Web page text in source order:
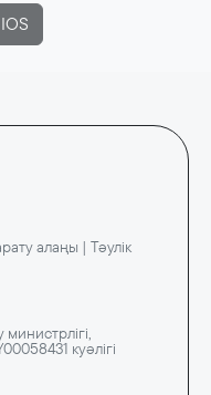
IOS
алаңы | Тәулік
куәлігі